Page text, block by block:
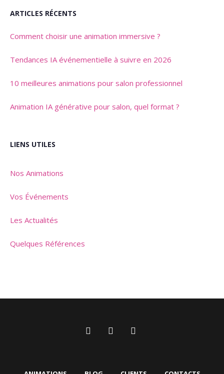
ARTICLES RÉCENTS
Comment choisir une animation immersive ?
Tendances IA événementielle à suivre en 2026
10 meilleures animations pour salon professionnel
Animation IA générative pour salon, quel format ?
LIENS UTILES
Nos Animations
Vos Événements
Les Actualités
Quelques Références